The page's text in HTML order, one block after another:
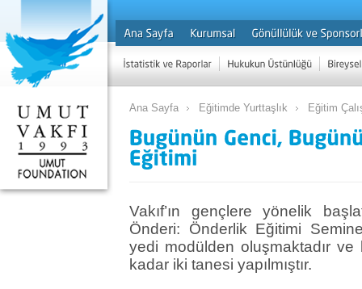
Ana Sayfa Eğitimde Yurttaşlık Eğitim
Vakıf’ın gençlere yönelik
Önderi: Önderlik Eğitimi
yedi modülden oluşmaktadır
kadar iki tanesi yapılmıştır.